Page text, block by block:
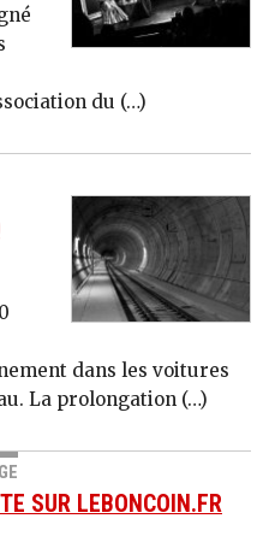
du (…)
dans les voitures
La prolongation (…)
SUR LEBONCOIN.FR